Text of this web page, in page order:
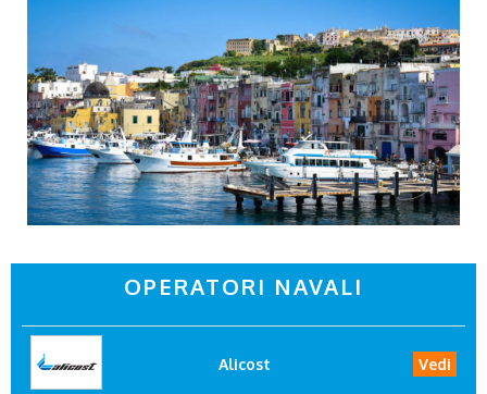
OPERATORI NAVALI
Alicost Vedi